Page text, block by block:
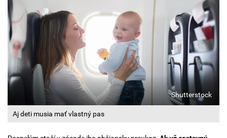
Aj deti musia mať vlastný pas
Shutterstock